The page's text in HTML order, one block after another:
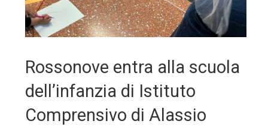
Rossonove entra alla scuola
dell’infanzia di Istituto
Comprensivo di Alassio